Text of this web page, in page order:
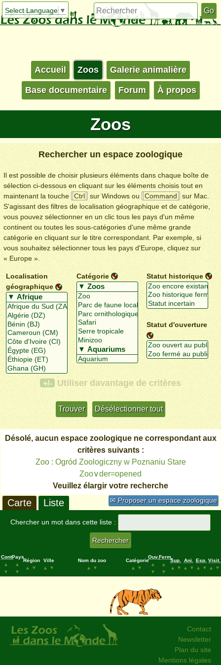
Select Language ▼
Accueil Zoos Galerie animalière
Base documentaire Forum À propos
Zoos
Rechercher un espace zoologique
Il est possible de choisir plusieurs éléments dans chaque boîte de
sélection ci-dessous en cliquant sur les éléments choisis tout en
maintenant la touche
Ctrl sur Windows ou Command
sur Mac.
S'agissant des filtres de localisation géographique et de catégorie,
vous pouvez sélectionner en un clic tous les pays d'un même
continent ou toutes les sous-catégories d'une même grande
catégorie en cliquant sur le titre correspondant. Par exemple, si
vous souhaitez sélectionner tous les pays d'Europe, cliquez sur
« Europe ».
Localisation
géographique
Catégorie Statut historique
Statut d'ouverture
+/- Utiliser davantage de critères
Désolé, aucun espace zoologique ne correspondant aux
critères suivants :
Zoo : Ogród Zoologiczny w Poznaniu Stare
Zoo∨der=opened
Veuillez élargir votre recherche
✉ Proposer un espace zoologique
Carte Liste
Chercher un mot dans cette liste :
Cont.
▲
▼
Pays
▲
▼
Région
▲
▼
Ville
▲
▼
Nom du zoo
▲
▼
Catégorie
▲
▼
Ouv.
▲
▼
Ferm.
▲
▼
Sup.
▲
▼
Ani.
▲
▼
Esp.
▲
▼
Visit.
▲
▼
Contact
Newsletter
Plan du site
Mentions légales